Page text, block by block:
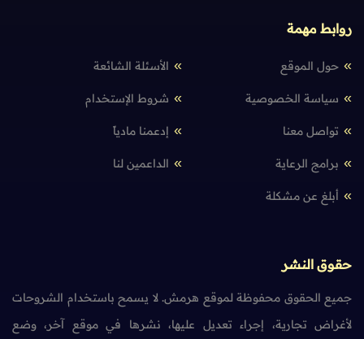
روابط مهمة
حول الموقع الأسئلة الشائعة
سياسة الخصوصية شروط الإستخدام
تواصل معنا إدعمنا مادياً
برامج الرعاية الداعمين لنا
أبلغ عن مشكلة
حقوق النشر
جميع الحقوق محفوظة لموقع هرمش. لا يسمح باستخدام الشروحات
لأغراض تجارية، إجراء تعديل عليها، نشرها في موقع آخر، وضع